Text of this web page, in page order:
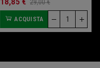
29,00 €
ACQUISTA